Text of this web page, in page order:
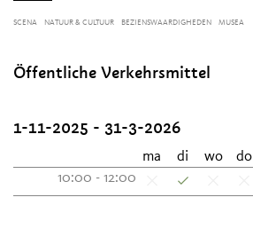
SCENA NATUUR & CULTUUR BEZIENSWAARDIGHEDEN MUSEA
Öffentliche Verkehrsmittel
1-11-2025 - 31-3-2026
ma di wo do
10:00 - 12:00